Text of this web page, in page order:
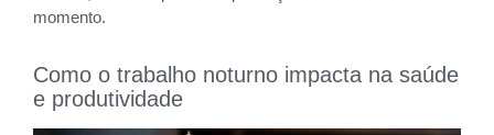
momento.
Como o trabalho noturno impacta na saúde
e produtividade